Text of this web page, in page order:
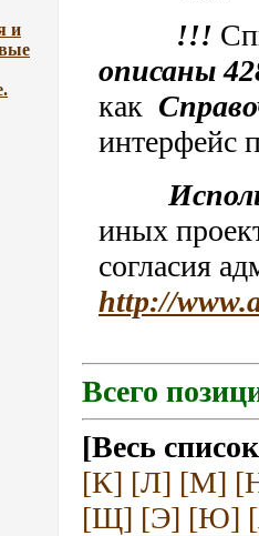
и
!!!
описаны
как
интерфейс
иных
согласия
http://
Всего
[Весь
[К] [Л] [М]
[Щ] [Э] [Ю]